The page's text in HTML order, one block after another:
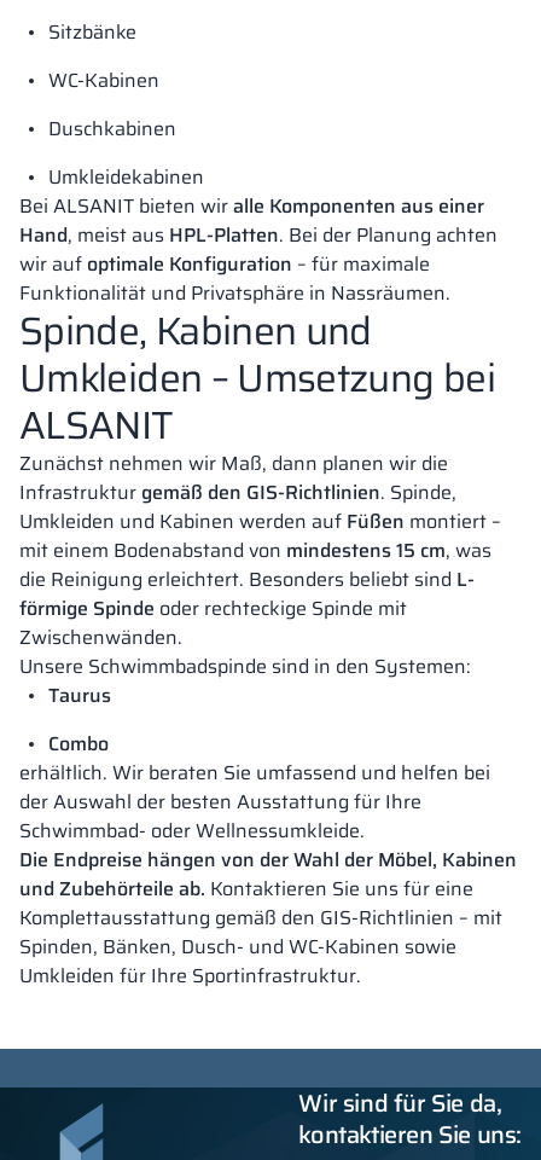
Sitzbänke
WC-Kabinen
Duschkabinen
Umkleidekabinen
Bei ALSANIT bieten wiralle Komponenten aus einer
Hand, meist aus HPL-Platten. Bei der Planung achten
wir auf optimale Konfiguration – für maximale
Funktionalität und Privatsphäre in Nassräumen.
Spinde, Kabinen und
Umkleiden – Umsetzung bei
ALSANIT
Zunächst nehmen wir Maß, dann planen wir die
Infrastruktur gemäß den GIS-Richtlinien. Spinde,
Umkleiden und Kabinen werden auf Füßen montiert –
mit einem Bodenabstand von mindestens 15 cm, was
die Reinigung erleichtert. Besonders beliebt sind L-
förmige Spinde oder rechteckige Spinde mit
Zwischenwänden.
Unsere Schwimmbadspinde sind in den Systemen:
Taurus
Combo
erhältlich. Wir beraten Sie umfassend und helfen bei
der Auswahl der besten Ausstattung für Ihre
Schwimmbad- oder Wellnessumkleide.
Die Endpreise hängen von der Wahl der Möbel, Kabinen
und Zubehörteile ab. Kontaktieren Sie uns für eine
Komplettausstattung gemäß den GIS-Richtlinien – mit
Spinden, Bänken, Dusch- und WC-Kabinen sowie
Umkleiden für Ihre Sportinfrastruktur.
Wir sind für Sie da,
kontaktieren Sie uns: